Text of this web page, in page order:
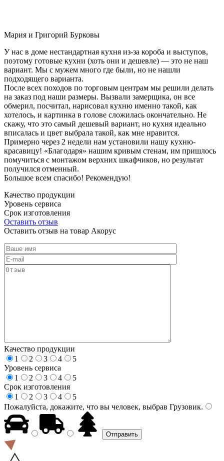
Мария и Григорий Бурковы
У нас в доме нестандартная кухня из-за короба и выступов,
поэтому готовые кухни (хоть они и дешевле) — это не наш
вариант. Мы с мужем много где были, но не нашли
подходящего варианта.
После всех походов по торговым центрам мы решили делать
на заказ под наши размеры. Вызвали замерщика, он все
обмерил, посчитал, нарисовал кухню именно такой, как
хотелось, и картинка в голове сложилась окончательно. Не
скажу, что это самый дешевый вариант, но кухня идеально
вписалась и цвет выбрала такой, как мне нравится.
Примерно через 2 недели нам установили нашу кухню-
красавицу! «Благодаря» нашим кривым стенам, им пришлось
помучиться с монтажом верхних шкафчиков, но результат
получился отменный.
Большое всем спасибо! Рекомендую!
Качество продукции
Уровень сервиса
Срок изготовления
Оставить отзыв
Оставить отзыв на товар Акорус
Качество продукции
1
2 3 4
5
Уровень сервиса
1
2 3 4
5
Срок изготовления
1
2 3 4
5
Пожалуйста, докажите, что вы человек, выбрав Грузовик.